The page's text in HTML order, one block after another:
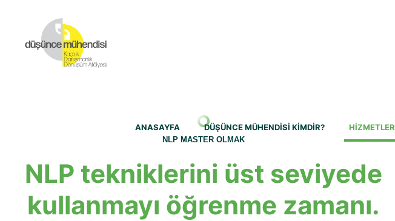
ANASAYFA DÜŞÜNCE MÜHENDİSİ KİMDİR? HİZMETLER
NLP MASTER OLMAK
NLP tekniklerini üst seviyede
kullanmayı öğrenme zamanı.